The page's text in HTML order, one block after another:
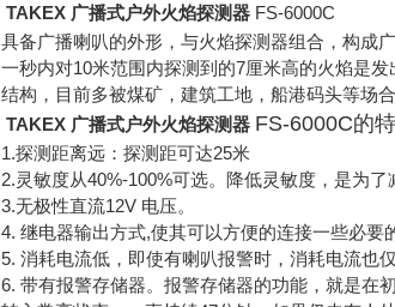
TAKEX 广播式户外火焰探测器 FS-6000C
具备广播喇叭的外形，与火焰探测器组合，构成
一秒内对10米范围内探测到的7厘米高的火焰是
结构，目前多被煤矿，建筑工地，船港码头等场合
TAKEX 广播式户外火焰探测器 FS-6000C的特
1.探测距离远：探测距可达25米
2.灵敏度从40%-100%可选。降低灵敏度，是为
3.无极性直流12V 电压。
4. 继电器输出方式,使其可以方便的连接一些必要
5. 消耗电流低，即使有喇叭报警时，消耗电流也
6. 带有报警存储器。报警存储器的功能，就是在